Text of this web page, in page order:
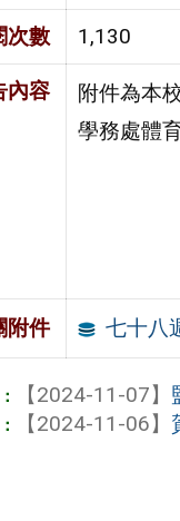
次數 1,130
內容
附件為本
學務處體
附件 七十八
【2024-11-07】
【2024-11-06】